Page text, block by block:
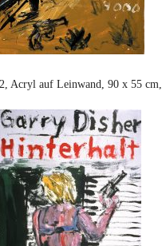
Acryl auf Leinwand, 90 x 55 cm,